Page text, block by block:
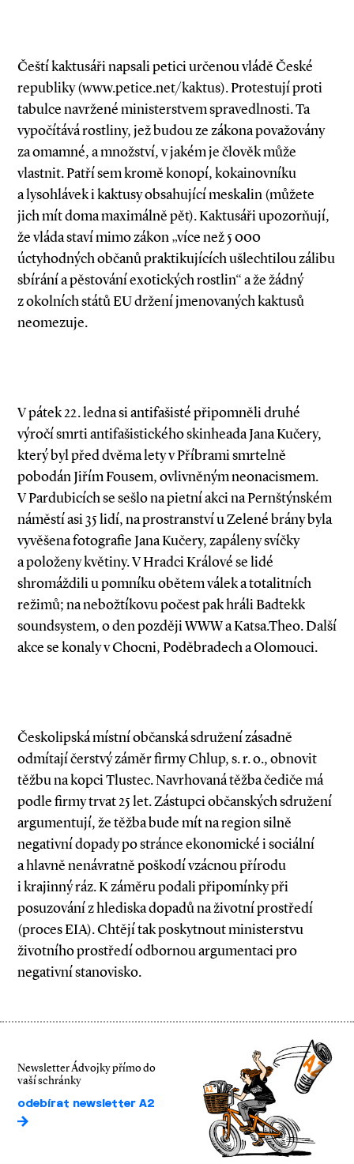
Čeští kaktusáři napsali petici určenou vládě České
republiky (www.petice.net/kaktus). Protestují proti
tabulce navržené ministerstvem spravedlnosti. Ta
vypočítává rostliny, jež budou ze zákona považovány
za omamné, a množství, v jakém je člověk může
vlastnit. Patří sem kromě konopí, kokainovníku
a lysohlávek i kaktusy obsahující meskalin (můžete
jich mít doma maximálně pět). Kaktusáři upozorňují,
že vláda staví mimo zákon „více než 5 000
úctyhodných občanů praktikujících ušlechtilou zálibu
sbírání a pěstování exotických rostlin“ a že žádný
z okolních států EU držení jmenovaných kaktusů
neomezuje.
V pátek 22. ledna si antifašisté připomněli druhé
výročí smrti antifašistického skinheada Jana Kučery,
který byl před dvěma lety v Příbrami smrtelně
pobodán Jiřím Fousem, ovlivněným neonacismem.
V Pardubicích se sešlo na pietní akci na Pernštýnském
náměstí asi 35 lidí, na prostranství u Zelené brány byla
vyvěšena fotografie Jana Kučery, zapáleny svíčky
a položeny květiny. V Hradci Králové se lidé
shromáždili u pomníku obětem válek a totalitních
režimů; na nebožtíkovu počest pak hráli Badtekk
soundsystem, o den později WWW a Katsa.Theo. Další
akce se konaly v Chocni, Poděbradech a Olomouci.
Českolipská místní občanská sdružení zásadně
odmítají čerstvý záměr firmy Chlup, s. r. o., obnovit
těžbu na kopci Tlustec. Navrhovaná těžba čediče má
podle firmy trvat 25 let. Zástupci občanských sdružení
argumentují, že těžba bude mít na region silně
negativní dopady po stránce ekonomické i sociální
a hlavně nenávratně poškodí vzácnou přírodu
i krajinný ráz. K záměru podali připomínky při
posuzování z hlediska dopadů na životní prostředí
(proces EIA). Chtějí tak poskytnout ministerstvu
životního prostředí odbornou argumentaci pro
negativní stanovisko.
Newsletter Ádvojky přímo do
vaší schránky
odebírat newsletter A2